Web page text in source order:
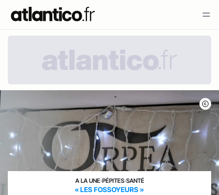
A LA UNE›PÉPITES›SANTÉ
« LES FOSSOYEURS »